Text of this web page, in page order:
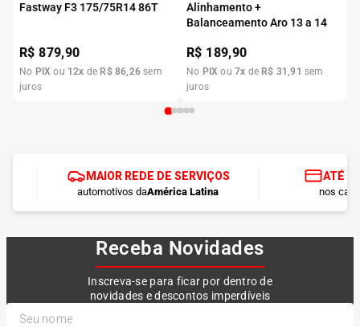
Fastway F3 175/75R14 86T
R$879,90
No PIX ou 12x de R$ 86,26 sem
juros
Alinhamento +
Balanceamento Aro 13 a 14
R$ 189,90
No PIX ou7x de R$ 31 ,91 sem
juros
MAIOR REDE DE SERVIÇOS
automotivos daAmérica Latina
ATÉ
nos
Receba Novidades
Inscreva-se para ficar por dentro de
novidades e descontos imperdíveis